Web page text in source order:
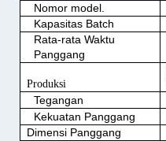
Nomor model.
Kapasitas Batch
Rata-rata Waktu
Panggang
Produksi
Tegangan
Kekuatan Panggang
Dimensi Panggang